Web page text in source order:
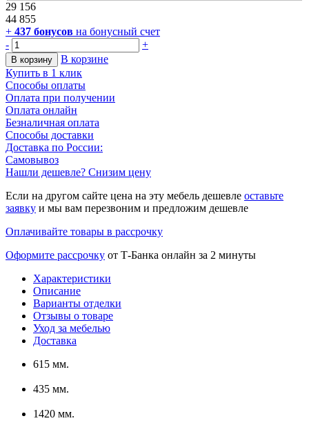
29 156
44 855
+ 437 бонусов на бонусный счет
-
+
В корзину
В корзине
Купить в 1 клик
Способы оплаты
Оплата при получении
Оплата онлайн
Безналичная оплата
Способы доставки
Доставка по России:
Самовывоз
Нашли дешевле? Снизим цену
Если на другом сайте цена на эту мебель дешевле оставьте
заявку и мы вам перезвоним и предложим дешевле
Оплачивайте товары в рассрочку
Оформите рассрочку от Т-Банка онлайн за 2 минуты
Характеристики
Описание
Варианты отделки
Отзывы о товаре
Уход за мебелью
Доставка
615 мм.
435 мм.
1420 мм.